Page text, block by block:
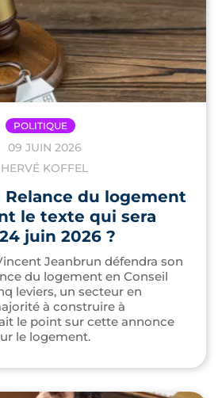
POLITIQUE
09 JUIN 2026
HERVÉ KOFFEL
du logement
le texte qui sera
juin 2026 ?
Jeanbrun défendra son
du logement en Conseil
leviers, un secteur en
à construire à
le point sur cette annonce
le logement.